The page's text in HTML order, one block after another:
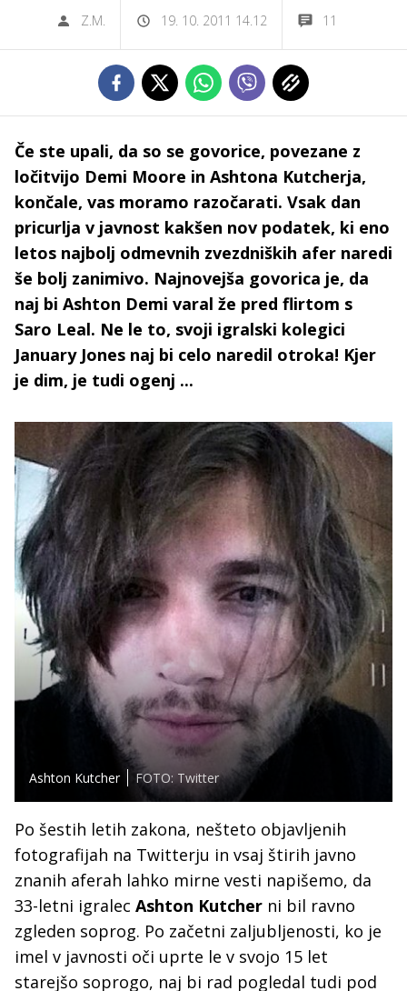
Z.M. 19. 10. 2011 14.12 11
Če ste upali, da so se govorice, povezane z
ločitvijo Demi Moore in Ashtona Kutcherja,
končale, vas moramo razočarati. Vsak dan
pricurlja v javnost kakšen nov podatek, ki eno
letos najbolj odmevnih zvezdniških afer naredi
še bolj zanimivo. Najnovejša govorica je, da
naj bi Ashton Demi varal že pred flirtom s
Saro Leal. Ne le to, svoji igralski kolegici
January Jones naj bi celo naredil otroka! Kjer
je dim, je tudi ogenj ...
Ashton Kutcher FOTO: Twitter
Po šestih letih zakona, nešteto objavljenih
fotografijah na Twitterju in vsaj štirih javno
znanih aferah lahko mirne vesti napišemo, da
33-letni igralec Ashton Kutcher ni bil ravno
zgleden soprog. Po začetni zaljubljenosti, ko je
imel v javnosti oči uprte le v svojo 15 let
starejšo soprogo, naj bi rad pogledal tudi pod